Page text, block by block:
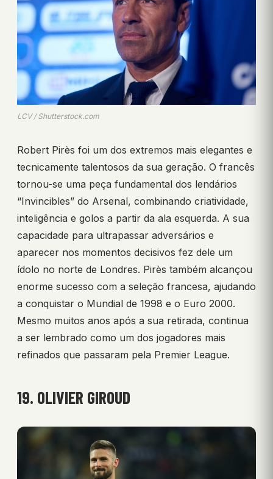
LCV / Shutterstock.com
Robert Pirès foi um dos extremos mais elegantes e
tecnicamente talentosos da sua geração. O francês
tornou-se uma peça fundamental dos lendários
“Invincibles” do Arsenal, combinando criatividade,
inteligência e golos a partir da ala esquerda. A sua
capacidade para ultrapassar adversários e
aparecer nos momentos decisivos fez dele um
ídolo no norte de Londres. Pirès também alcançou
enorme sucesso com a seleção francesa, ajudando
a conquistar o Mundial de 1998 e o Euro 2000.
Mesmo muitos anos após a sua retirada, continua
a ser lembrado como um dos jogadores mais
refinados que passaram pela Premier League.
19. OLIVIER GIROUD